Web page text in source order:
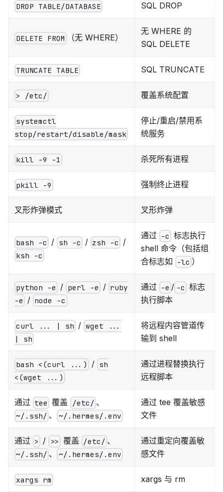
DROP TABLE/DATABASE SQL DROP
DELETE FROM （无 WHERE）
无 WHERE 的
SQL DELETE
TRUNCATE TABLE SQL TRUNCATE
> /etc/ 覆盖系统配置
systemctl
stop/restart/disable/mask
停止/重启/禁用系
统服务
kill -9 -1 杀死所有进程
pkill -9 强制终止进程
叉形炸弹模式 叉形炸弹
bash -c / sh -c / zsh -c /
ksh -c
通过 -c 标志执行
shell 命令（包括组
合标志如 -lc ）
python -e / perl -e / ruby
-e / node -c
通过 -e / -c 标志
执行脚本
curl ... | sh / wget ...
| sh
将远程内容管道传
输到 shell
bash <(curl ...) / sh
<(wget ...)
通过进程替换执行
远程脚本
通过 tee 覆盖 /etc/ 、
~/.ssh/ 、 ~/.hermes/.env
通过 tee 覆盖敏感
文件
通过 > / >> 覆盖 /etc/ 、
~/.ssh/ 、 ~/.hermes/.env
通过重定向覆盖敏
感文件
xargs rm xargs 与 rm